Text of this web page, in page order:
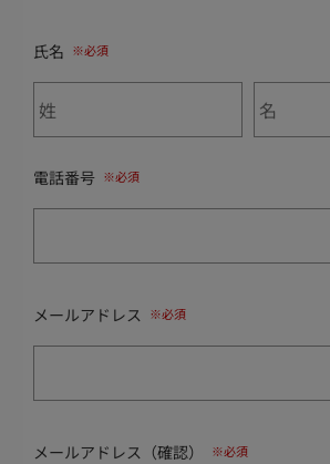
氏名
電話番号
メールアドレス
メールアドレス（確認）